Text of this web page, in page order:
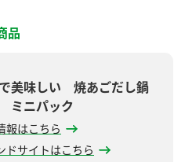
品
美味しい 焼あごだし鍋
ミニパック
報はこちら
ドサイトはこちら